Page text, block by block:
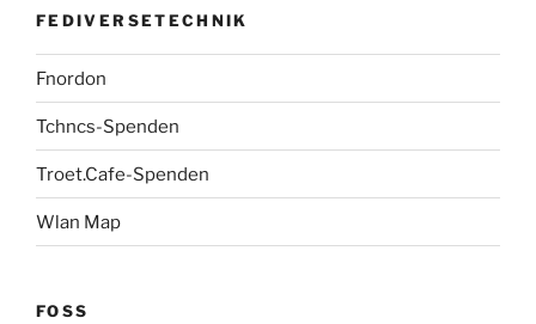
FEDIVERSETECHNIK
Fnordon
Tchncs-Spenden
Troet.Cafe-Spenden
Wlan Map
FOSS